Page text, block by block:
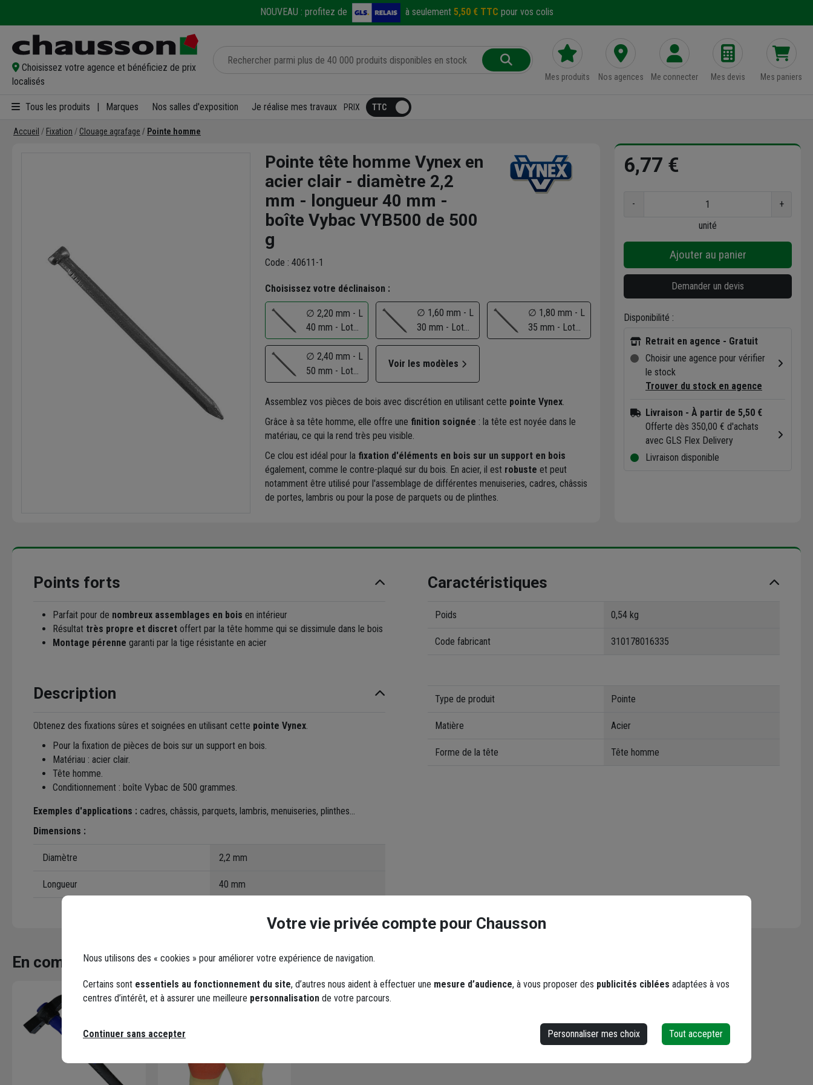
NOUVEAU : profitez de à seulement 5,50 € TTC pour vos colis
Choisissez votre agence et bénéficiez de prix
localisés
Mes produits Nos agences Me connecter Mes devis Mes paniers
Tous les produits Marques Nos salles d'exposition Je réalise mes travaux PRIX
Accueil Fixation Clouage agrafage Pointe homme
Pointe tête homme Vynex en
acier clair - diamètre 2,2
mm - longueur 40 mm -
boîte Vybac VYB500 de 500
g
Code : 40611-1
Choisissez votre déclinaison :
∅ 2,20 mm - L
40 mm - Lot
de 500 g
∅ 1,60 mm - L
30 mm - Lot
de 480 g
∅ 1,80 mm - L
35 mm - Lot
de 490 g
∅ 2,40 mm - L
50 mm - Lot
de 500 g
Voir les modèles
Assemblez vos pièces de bois avec discrétion en utilisant cette pointe Vynex.
Grâce à sa tête homme, elle offre une finition soignée : la tête est noyée dans le
matériau, ce qui la rend très peu visible.
Ce clou est idéal pour la fixation d'éléments en bois sur un support en bois
également, comme le contre-plaqué sur du bois. En acier, il est robuste et peut
notamment être utilisé pour l'assemblage de différentes menuiseries, cadres, châssis
de portes, lambris ou pour la pose de parquets ou de plinthes.
6,77 €
-
+
unité
Ajouter au panier
Demander un devis
Disponibilité :
Retrait en agence - Gratuit
Choisir une agence pour vérifier
le stock
Trouver du stock en agence
Livraison - À partir de 5,50 €
Offerte dès 350,00 € d'achats
avec GLS Flex Delivery
Livraison disponible
Points forts
Parfait pour de nombreux assemblages en bois en intérieur
Résultat très propre et discret offert par la tête homme qui se dissimule dans le bois
Montage pérenne garanti par la tige résistante en acier
Description
Obtenez des fixations sûres et soignées en utilisant cette pointe Vynex
Pour la fixation de pièces de bois sur un support en bois.
Matériau : acier clair.
Tête homme.
Conditionnement : boîte Vybac de 500 grammes.
Exemples d'applications : cadres, châssis, parquets, lambris, menuiseries, plinthes...
Dimensions :
Diamètre 2,2 mm
Longueur 40 mm
Caractéristiques
Poids 0,54 kg
Code fabricant 310178016335
Type de produit Pointe
Matière Acier
Forme de la tête Tête homme
En complément
Votre vie privée compte pour Chausson
Nous utilisons des « cookies » pour améliorer votre expérience de navigation.
Certains sont essentiels au fonctionnement du site, d’autres nous aident à effectuer une mesure d’audience, à vous proposer des publicités ciblées adaptées à vos
centres d’intérêt, et à assurer une meilleure personnalisation de votre parcours.
Personnaliser mes choix Tout accepter
Continuer sans accepter